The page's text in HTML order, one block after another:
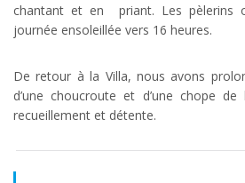
chantant et en priant. Les pèlerins
journée ensoleillée vers 16 heures.
De retour à la Villa, nous avons
d’une choucroute et d’une chope
recueillement et détente.